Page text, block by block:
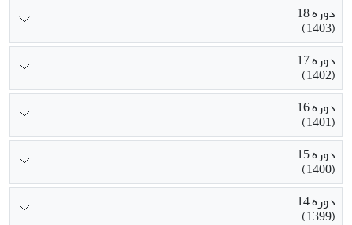
دوره 18
(1403)
دوره 17
(1402)
دوره 16
(1401)
دوره 15
(1400)
دوره 14
(1399)